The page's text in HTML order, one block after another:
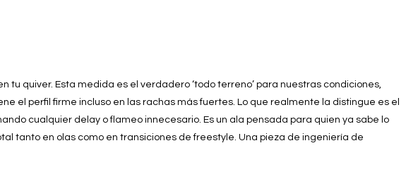
quiver. Esta medida es el verdadero ‘todo terreno’ para nuestras condiciones,
el perfil firme incluso en las rachas más fuertes. Lo que realmente la distingue es el
cualquier delay o flameo innecesario. Es un ala pensada para quien ya sabe lo
tanto en olas como en transiciones de freestyle. Una pieza de ingeniería de